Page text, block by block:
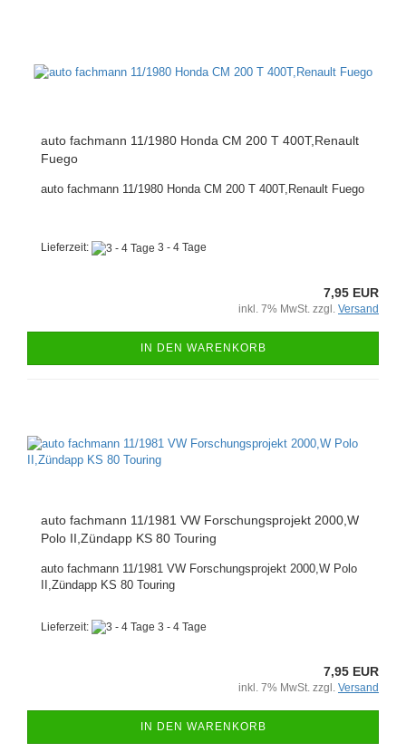
auto fachmann 11/1980 Honda CM 200 T 400T,Renault
Fuego
auto fachmann 11/1980 Honda CM 200 T 400T,Renault Fuego
Lieferzeit: 3 - 4 Tage
7,95 EUR
inkl. 7% MwSt. zzgl. Versand
IN DEN WARENKORB
auto fachmann 11/1981 VW Forschungsprojekt 2000,W
Polo II,Zündapp KS 80 Touring
auto fachmann 11/1981 VW Forschungsprojekt 2000,W Polo
II,Zündapp KS 80 Touring
Lieferzeit: 3 - 4 Tage
7,95 EUR
inkl. 7% MwSt. zzgl. Versand
IN DEN WARENKORB